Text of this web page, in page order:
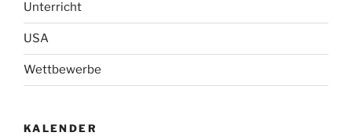
Unterricht
USA
Wettbewerbe
KALENDER